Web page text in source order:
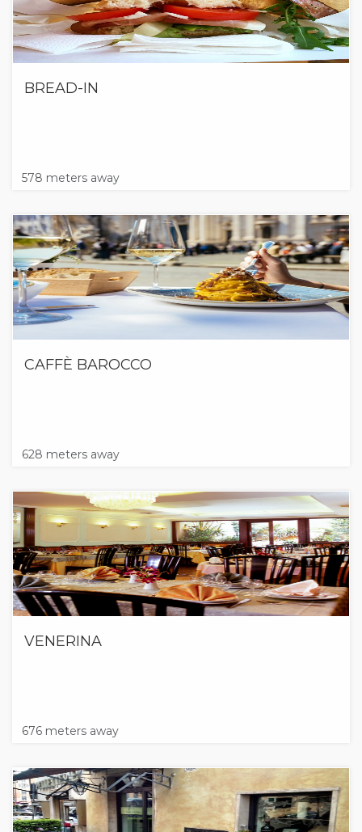
BREAD-IN
578 meters away
CAFFÈ BAROCCO
628 meters away
VENERINA
676 meters away